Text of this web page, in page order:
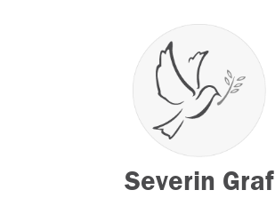
Severin Graf